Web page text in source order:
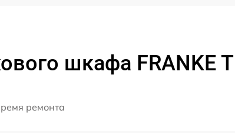
шкафа FRANKE
ремонта